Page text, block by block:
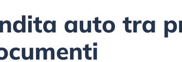
auto tra